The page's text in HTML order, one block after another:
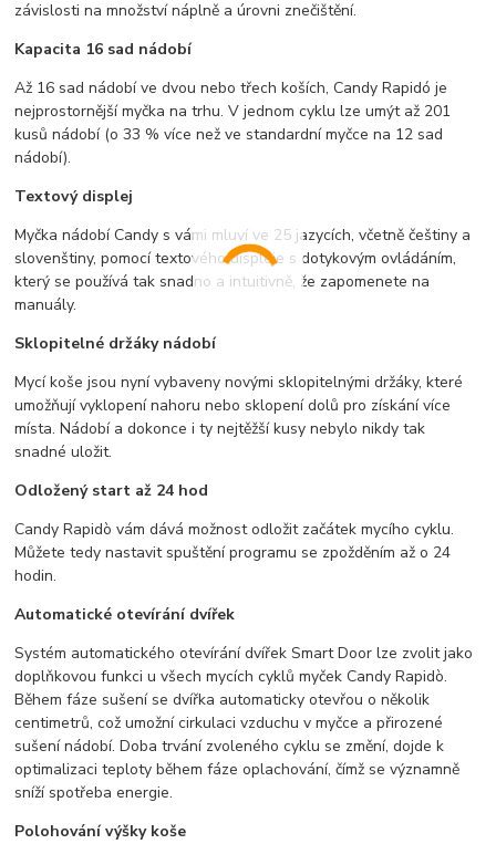
závislosti na množství náplně a úrovni znečištění.
Kapacita 16 sad nádobí
Až 16 sad nádobí ve dvou nebo třech koších, Candy Rapidó je
nejprostornější myčka na trhu. V jednom cyklu lze umýt až 201
kusů nádobí (o 33 % více než ve standardní myčce na 12 sad
nádobí).
Textový displej
Myčka nádobí Candy s vámi mluví ve 25 jazycích, včetně češtiny a
slovenštiny, pomocí textového displeje s dotykovým ovládáním,
který se používá tak snadno a intuitivně, že zapomenete na
manuály.
Sklopitelné držáky nádobí
Mycí koše jsou nyní vybaveny novými sklopitelnými držáky, které
umožňují vyklopení nahoru nebo sklopení dolů pro získání více
místa. Nádobí a dokonce i ty nejtěžší kusy nebylo nikdy tak
snadné uložit.
Odložený start až 24 hod
Candy Rapidò vám dává možnost odložit začátek mycího cyklu.
Můžete tedy nastavit spuštění programu se zpožděním až o 24
hodin.
Automatické otevírání dvířek
Systém automatického otevírání dvířek Smart Door lze zvolit jako
doplňkovou funkci u všech mycích cyklů myček Candy Rapidò.
Během fáze sušení se dvířka automaticky otevřou o několik
centimetrů, což umožní cirkulaci vzduchu v myčce a přirozené
sušení nádobí. Doba trvání zvoleného cyklu se změní, dojde k
optimalizaci teploty během fáze oplachování, čímž se významně
sníží spotřeba energie.
Polohování výšky koše